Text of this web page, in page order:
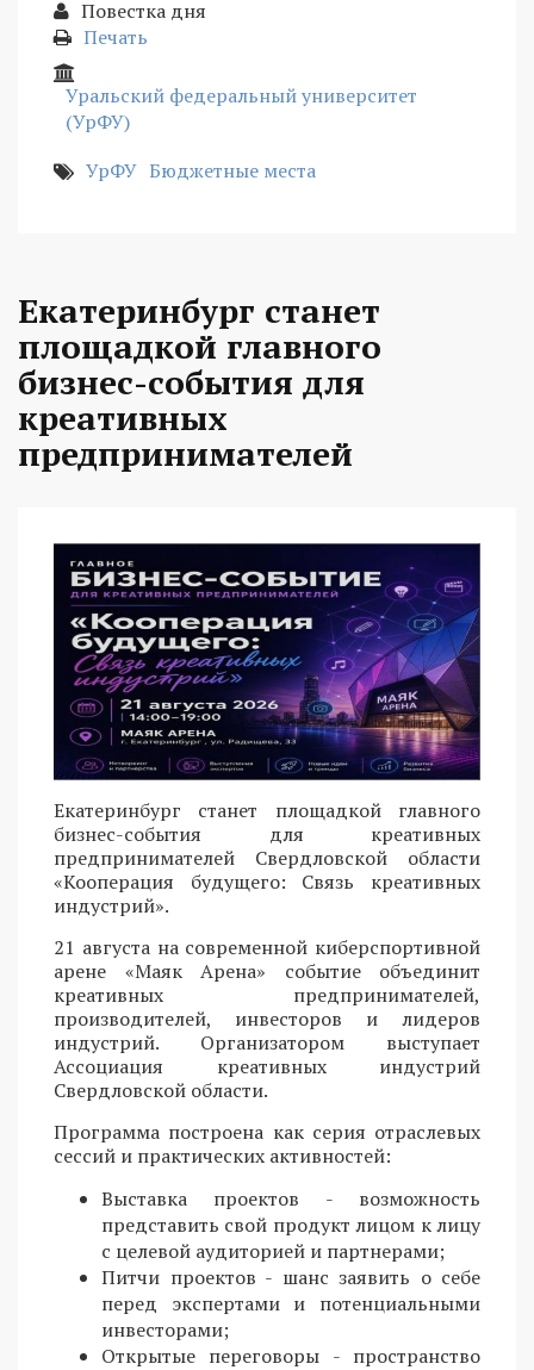
Повестка дня
Печать
Уральский федеральный университет
(УрФУ)
УрФУ Бюджетные места
Екатеринбург станет
площадкой главного
бизнес-события для
креативных
предпринимателей
Екатеринбург станет площадкой главного
бизнес-события для креативных
предпринимателей Свердловской области
«Кооперация будущего: Связь креативных
индустрий».
21 августа на современной киберспортивной
арене «Маяк Арена» событие объединит
креативных предпринимателей,
производителей, инвесторов и лидеров
индустрий. Организатором выступает
Ассоциация креативных индустрий
Свердловской области.
Программа построена как серия отраслевых
сессий и практических активностей:
Выставка проектов - возможность
представить свой продукт лицом к лицу
с целевой аудиторией и партнерами;
Питчи проектов - шанс заявить о себе
перед экспертами и потенциальными
инвесторами;
Открытые переговоры - пространство